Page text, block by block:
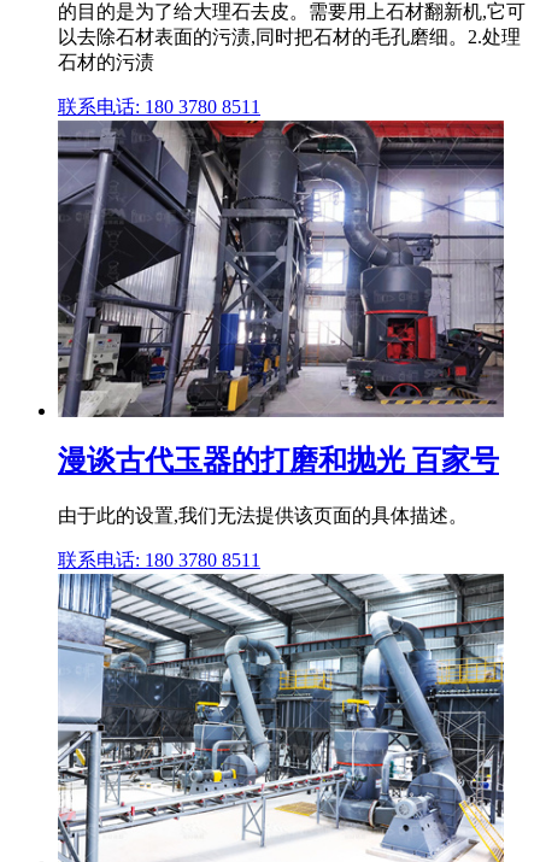
的目的是为了给大理石去皮。需要用上石材翻新机,它可
以去除石材表面的污渍,同时把石材的毛孔磨细。2.处理
石材的污渍
联系电话: 180 3780 8511
漫谈古代玉器的打磨和抛光 百家号
由于此的设置,我们无法提供该页面的具体描述。
联系电话: 180 3780 8511